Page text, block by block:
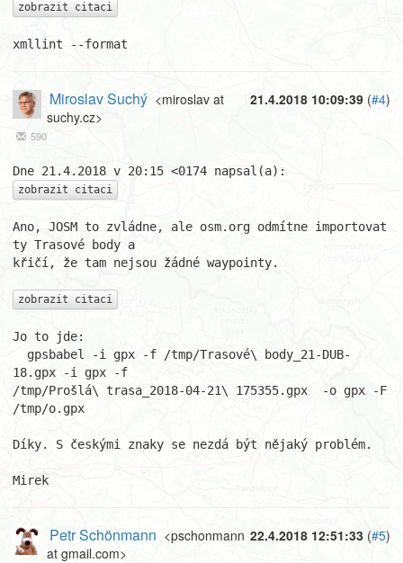
zobrazit citaci
xmllint --format
21.4.2018 10:09:39 (#4)
Miroslav Suchý <miroslav at
suchy.cz>
590
zobrazit citaci
Ano, JOSM to zvládne, ale osm.org odmítne importovat
ty Trasové body a
křičí, že tam nejsou žádné waypointy.
zobrazit citaci
Jo to jde:
18.gpx -i gpx -f
/tmp/Prošlá\ trasa_2018-04-21\ 175355.gpx  -o gpx -F
/tmp/o.gpx
Díky. S českými znaky se nezdá být nějaký problém.
Mirek
22.4.2018 12:51:33 (#5)
Petr Schönmann <pschonmann
at gmail.com>